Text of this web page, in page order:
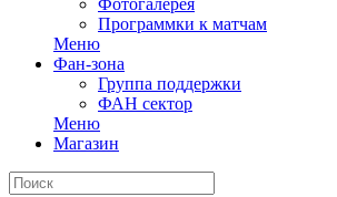
Фотогалерея
Программки к матчам
Меню
Фан-зона
Группа поддержки
ФАН сектор
Меню
Магазин